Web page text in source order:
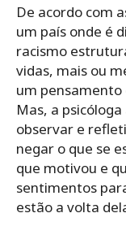
De acordo com
um país onde é
racismo
vidas, mais ou
um pensamento
Mas, a
observar e
negar o que se
que motivou e
sentimentos
estão a volta